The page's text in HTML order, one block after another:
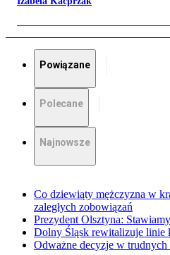
Powiązane
Polecane
Najnowsze
Co dziewiąty mężczyzna w
zaległych zobowiązań
Prezydent Olsztyna:
Dolny Śląsk rewitalizuje linie
Odważne decyzje w trudnych